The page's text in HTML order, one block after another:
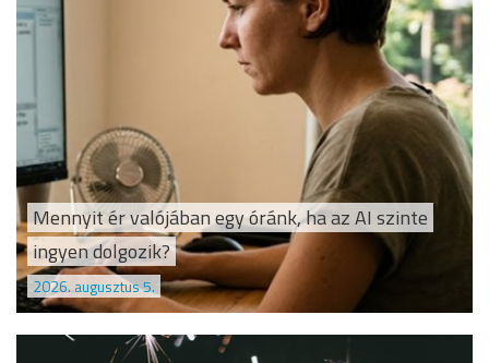
Mennyit ér valójában egy óránk, ha az AI szinte
ingyen dolgozik?
2026. augusztus 5.